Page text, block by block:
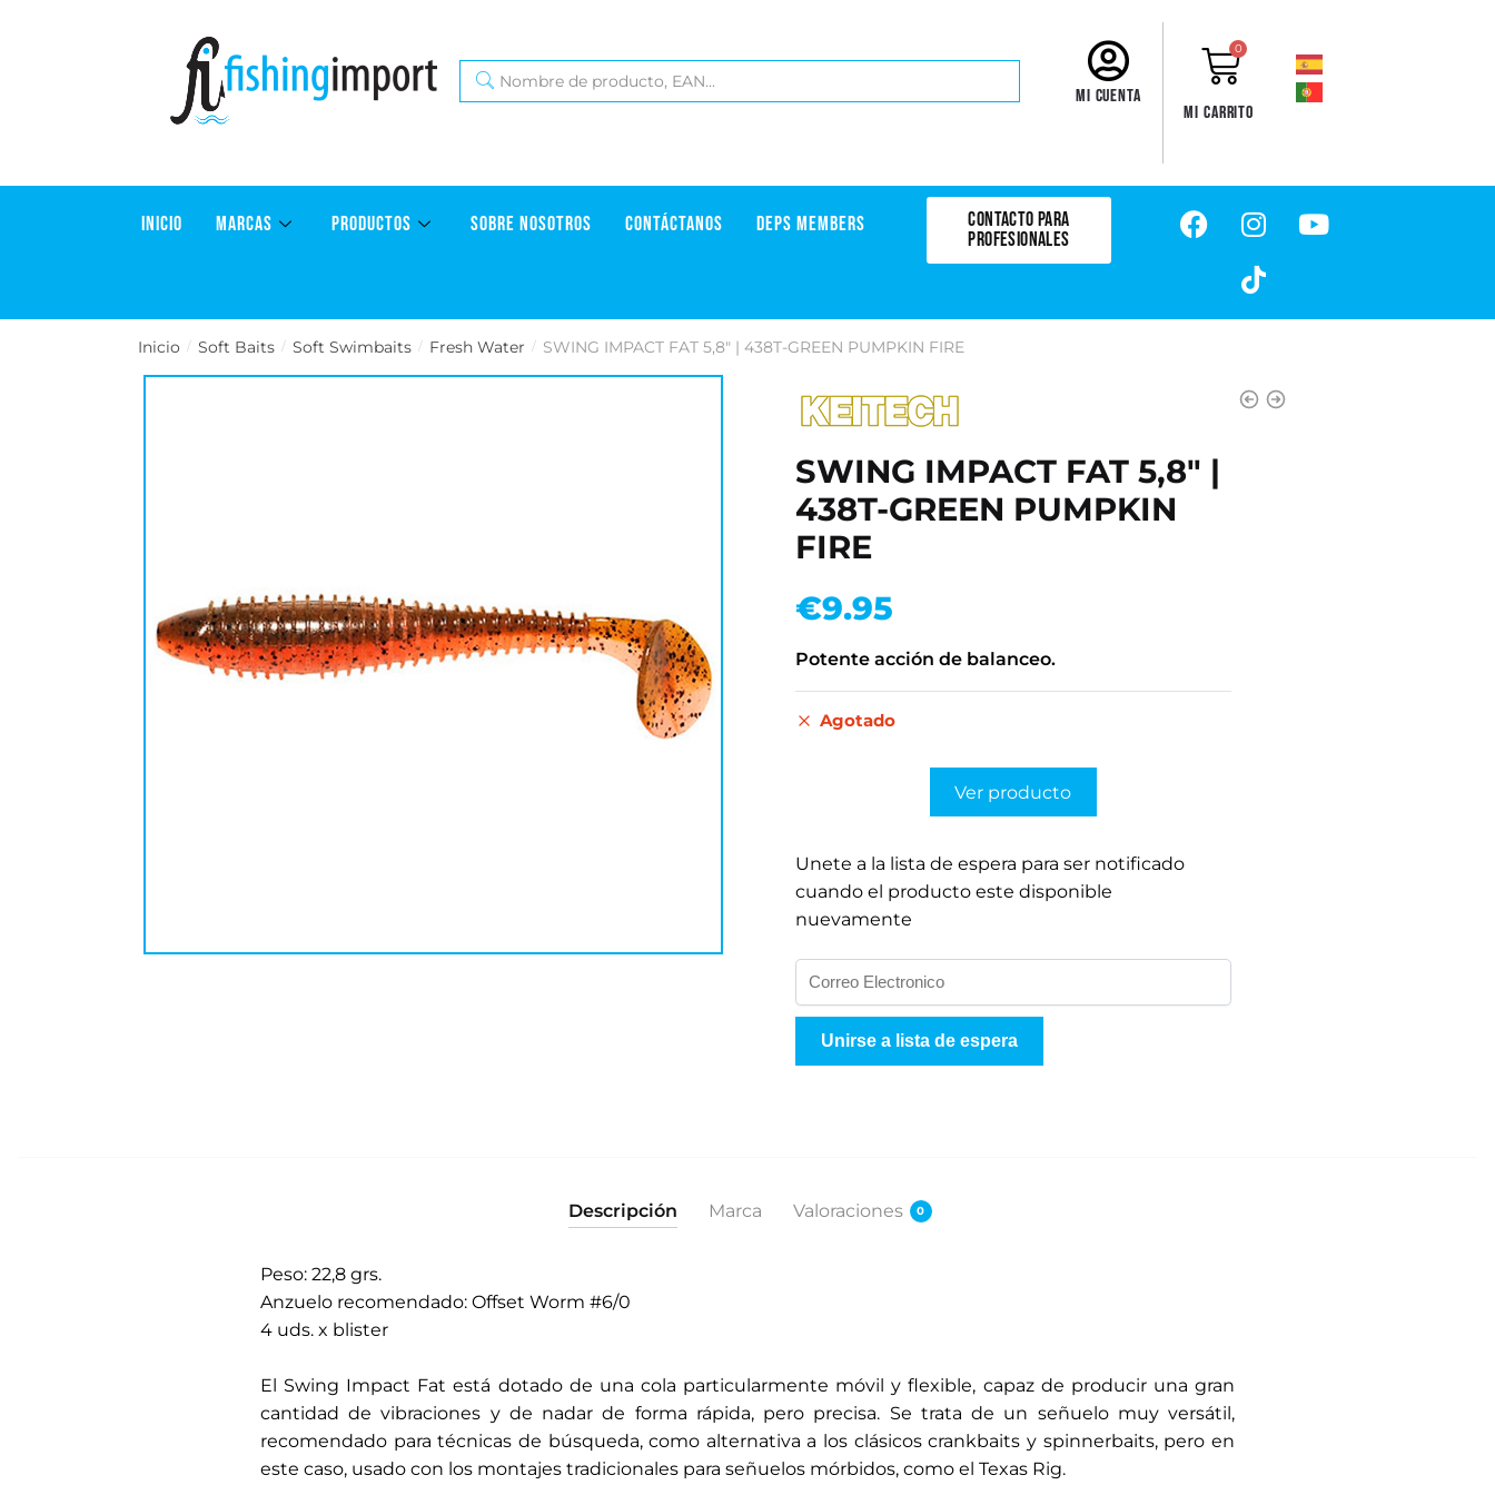
Mi cuenta
0
Mi carrito
INICIO MARCAS PRODUCTOS SOBRE NOSOTROS CONTÁCTANOS DEPS MEMBERS
CONTACTO PARA
PROFESIONALES
Inicio / Soft Baits / Soft Swimbaits / Fresh Water / SWING IMPACT FAT 5,8" | 438T-GREEN PUMPKIN FIRE
SWING IMPACT FAT 5,8" |
438T-GREEN PUMPKIN
FIRE
€9.95
Potente acción de balanceo.
Agotado
Ver producto
Unete a la lista de espera para ser notificado
cuando el producto este disponible
nuevamente
n
d
i
ó
n
d
Unirse a lista de espera
Descripción Marca Valoraciones 0
Peso: 22,8 grs.
Anzuelo recomendado: Offset Worm #6/0
4 uds. x blister
El Swing Impact Fat está dotado de una cola particularmente móvil y flexible, capaz de producir una gran
cantidad de vibraciones y de nadar de forma rápida, pero precisa. Se trata de un señuelo muy versátil,
recomendado para técnicas de búsqueda, como alternativa a los clásicos crankbaits y spinnerbaits, pero en
este caso, usado con los montajes tradicionales para señuelos mórbidos, como el Texas Rig.